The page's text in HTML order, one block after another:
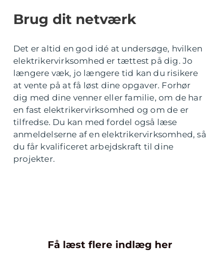
Brug dit netværk
Det er altid en god idé at undersøge, hvilken
elektrikervirksomhed er tættest på dig. Jo
længere væk, jo længere tid kan du risikere
at vente på at få løst dine opgaver. Forhør
dig med dine venner eller familie, om de har
en fast elektrikervirksomhed og om de er
tilfredse. Du kan med fordel også læse
anmeldelserne af en elektrikervirksomhed, så
du får kvalificeret arbejdskraft til dine
projekter.
Få læst flere indlæg her